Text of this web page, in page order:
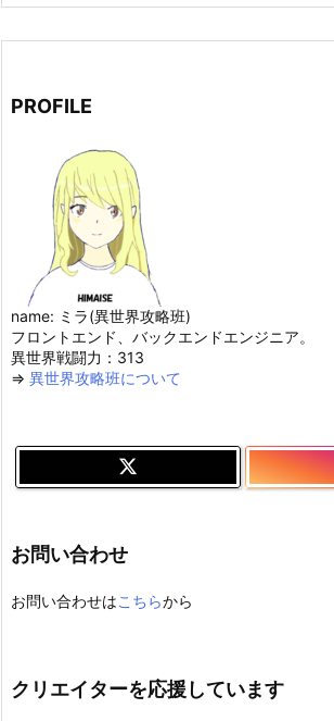
PROFILE
name: ミラ(異世界攻略班)
フロントエンド、バックエンドエンジニア。
異世界戦闘力：313
⇒ 異世界攻略班について
お問い合わせ
お問い合わせはこちらから
クリエイターを応援しています